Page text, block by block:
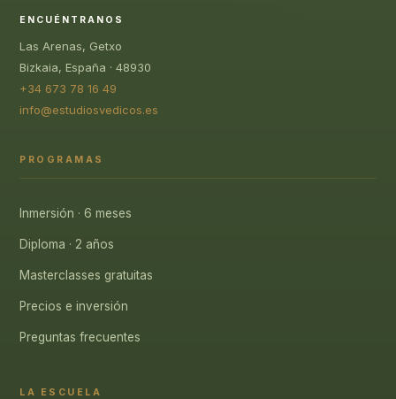
ENCUÉNTRANOS
Las Arenas, Getxo
Bizkaia, España · 48930
+34 673 78 16 49
info@estudiosvedicos.es
PROGRAMAS
Inmersión · 6 meses
Diploma · 2 años
Masterclasses gratuitas
Precios e inversión
Preguntas frecuentes
LA ESCUELA